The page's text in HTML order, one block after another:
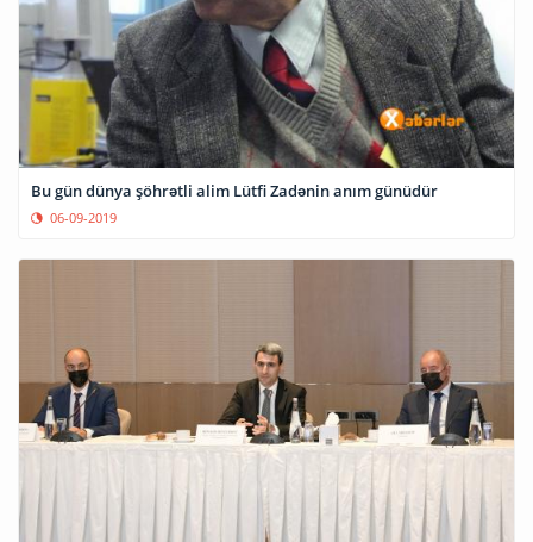
Bu gün dünya şöhrətli alim Lütfi Zadənin anım günüdür
06-09-2019